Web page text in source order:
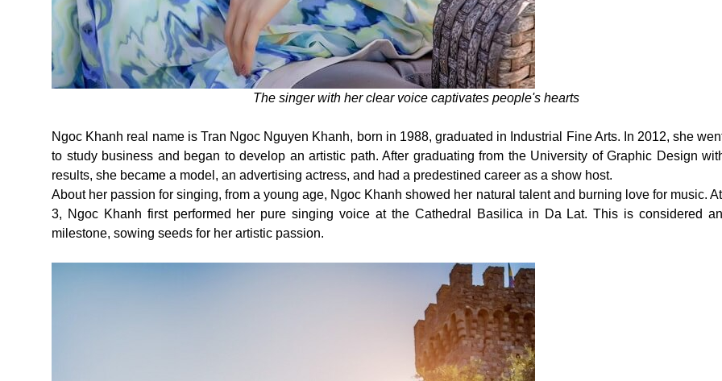
The singer with her clear voice captivates people's hearts
Ngoc Khanh real name is Tran Ngoc Nguyen Khanh, born in 1988, graduated in Industrial Fine Arts. In 2012, she
to study business and began to develop an artistic path. After graduating from the University of Graphic Design
results, she became a model, an advertising actress, and had a predestined career as a show host.
About her passion for singing, from a young age, Ngoc Khanh showed her natural talent and burning love for music.
3, Ngoc Khanh first performed her pure singing voice at the Cathedral Basilica in Da Lat. This is considered
milestone, sowing seeds for her artistic passion.